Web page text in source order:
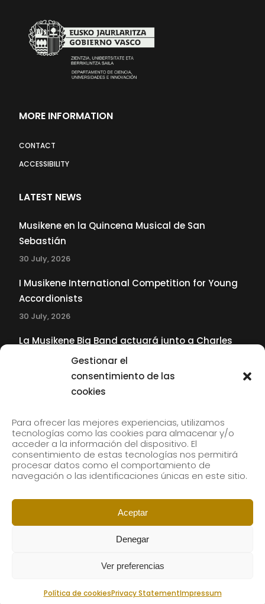
Gestionar el
consentimiento de las
cookies
Para ofrecer las mejores experiencias, utilizamos
tecnologías como las cookies para almacenar y/o
acceder a la información del dispositivo. El
consentimiento de estas tecnologías nos permitirá
procesar datos como el comportamiento de
navegación o las identificaciones únicas en este sitio.
Aceptar
Denegar
Ver preferencias
Política de cookiesPrivacy StatementImpressum
MORE INFORMATION
CONTACT
ACCESSIBILITY
LATEST NEWS
Musikene en la Quincena Musical de San
Sebastián
30 July, 2026
I Musikene International Competition for Young
Accordionists
30 July, 2026
La Musikene Big Band actuará junto a Charles
Tolliver en el 61 Jazzaldia
Subscribe to our newsletter to receive our news by
email.